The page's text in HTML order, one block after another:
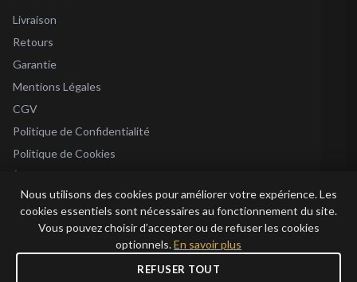
Livraison
Retours
Garantie
Mentions Légales
CGV
Politique de Confidentialité
Politique de Cookies
À Propos
Blog
Nous utilisons des cookies pour améliorer votre expérience. Les
cookies essentiels sont nécessaires au fonctionnement du site.
Vous pouvez choisir d’accepter ou de refuser les cookies
optionnels.En savoir plus
REFUSER TOUT